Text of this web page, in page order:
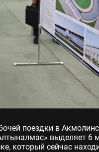
поездки в
выделяет 6
который сейчас